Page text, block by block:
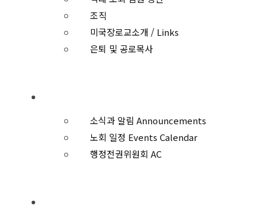
조직
미국장로교소개 / Links
은퇴 및 공로목사
소식과 알림 Announcements
노회 일정 Events Calendar
행정전권위원회 AC